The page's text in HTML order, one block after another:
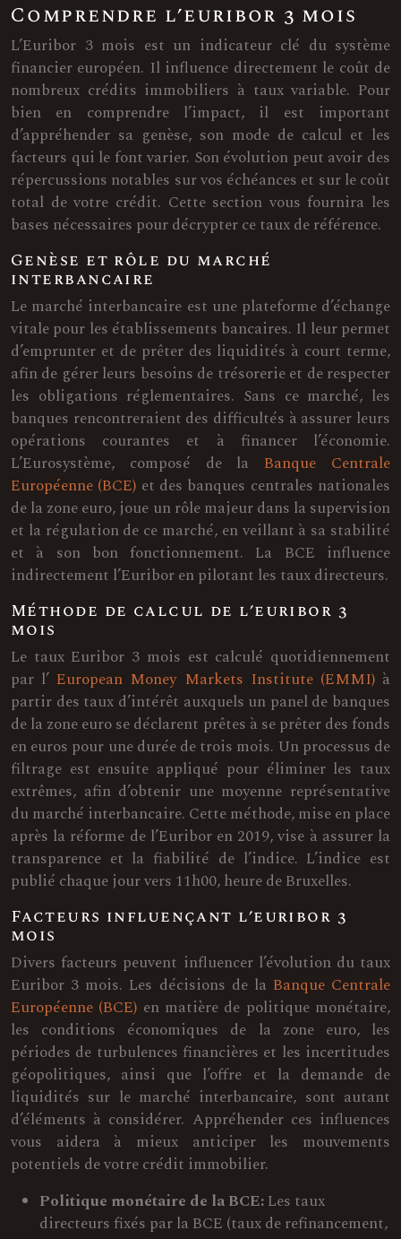
Comprendre l’euribor 3 mois
L’Euribor 3 mois est un indicateur clé du système
financier européen. Il influence directement le coût de
nombreux crédits immobiliers à taux variable. Pour
bien en comprendre l’impact, il est important
d’appréhender sa genèse, son mode de calcul et les
facteurs qui le font varier. Son évolution peut avoir des
répercussions notables sur vos échéances et sur le coût
total de votre crédit. Cette section vous fournira les
bases nécessaires pour décrypter ce taux de référence.
Genèse et rôle du marché
interbancaire
Le marché interbancaire est une plateforme d’échange
vitale pour les établissements bancaires. Il leur permet
d’emprunter et de prêter des liquidités à court terme,
afin de gérer leurs besoins de trésorerie et de respecter
les obligations réglementaires. Sans ce marché, les
banques rencontreraient des difficultés à assurer leurs
opérations courantes et à financer l’économie.
L’Eurosystème, composé de la Banque Centrale
Européenne (BCE) et des banques centrales nationales
de la zone euro, joue un rôle majeur dans la supervision
et la régulation de ce marché, en veillant à sa stabilité
et à son bon fonctionnement. La BCE influence
indirectement l’Euribor en pilotant les taux directeurs.
Méthode de calcul de l’euribor 3
mois
Le taux Euribor 3 mois est calculé quotidiennement
par l’ European Money Markets Institute (EMMI) à
partir des taux d’intérêt auxquels un panel de banques
de la zone euro se déclarent prêtes à se prêter des fonds
en euros pour une durée de trois mois. Un processus de
filtrage est ensuite appliqué pour éliminer les taux
extrêmes, afin d’obtenir une moyenne représentative
du marché interbancaire. Cette méthode, mise en place
après la réforme de l’Euribor en 2019, vise à assurer la
transparence et la fiabilité de l’indice. L’indice est
publié chaque jour vers 11h00, heure de Bruxelles.
Facteurs influençant l’euribor 3
mois
Divers facteurs peuvent influencer l’évolution du taux
Euribor 3 mois. Les décisions de la Banque Centrale
Européenne (BCE) en matière de politique monétaire,
les conditions économiques de la zone euro, les
périodes de turbulences financières et les incertitudes
géopolitiques, ainsi que l’offre et la demande de
liquidités sur le marché interbancaire, sont autant
d’éléments à considérer. Appréhender ces influences
vous aidera à mieux anticiper les mouvements
potentiels de votre crédit immobilier.
Politique monétaire de la BCE:Les taux
directeurs fixés par la BCE (taux de refinancement,